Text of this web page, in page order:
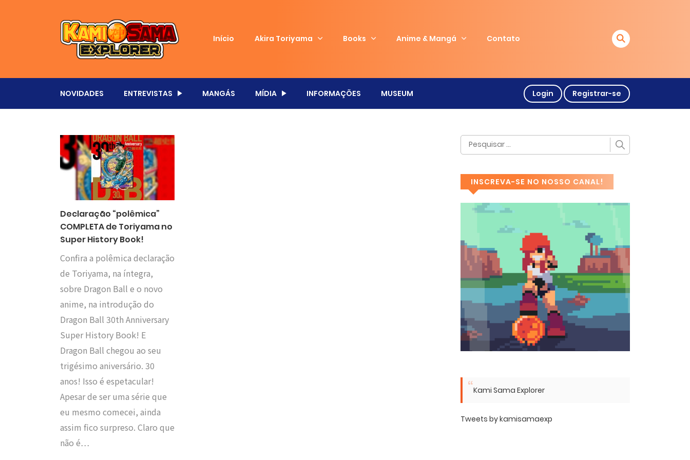
Início Akira Toriyama Books Anime & Mangá Contato
NOVIDADES ENTREVISTAS MANGÁS MÍDIA INFORMAÇÕES MUSEUM Login Registrar-se
Declaração “polêmica”
COMPLETA de Toriyama no
Super History Book!
Confira a polêmica declaração
de Toriyama, na íntegra,
sobre Dragon Ball e o novo
anime, na introdução do
Dragon Ball 30th Anniversary
Super History Book! E
Dragon Ball chegou ao seu
trigésimo aniversário. 30
anos! Isso é espetacular!
Apesar de ser uma série que
eu mesmo comecei, ainda
assim fico surpreso. Claro que
não é…
INSCREVA-SE NO NOSSO CANAL!
Kami Sama Explorer
Tweets by kamisamaexp